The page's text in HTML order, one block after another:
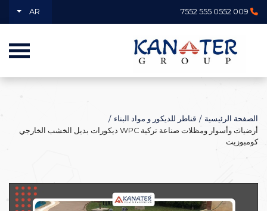
009 0552 555 7552
AR
الصفحة الرئيسية
قناطر للديكور و مواد البناء
أرضيات وأسوار ومظلات صناعة تركية WPC ديكورات بديل الخشب الخارجي
كومبوزيت